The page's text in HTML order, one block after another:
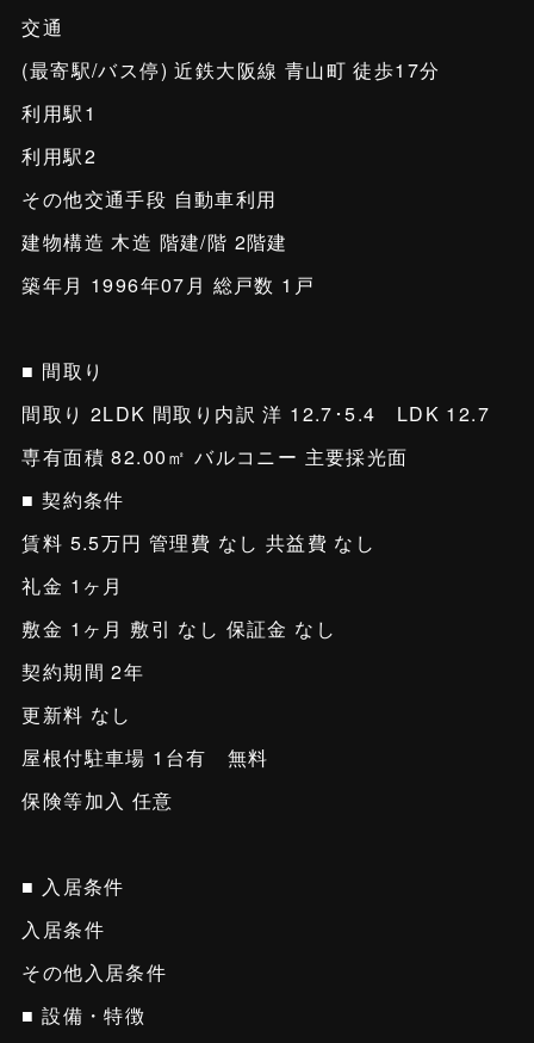
交通
(最寄駅/バス停) 近鉄大阪線 青山町 徒歩17分
利用駅1
利用駅2
その他交通手段 自動車利用
建物構造 木造 階建/階 2階建
築年月 1996年07月 総戸数 1戸
■ 間取り
間取り 2LDK 間取り内訳 洋 12.7･5.4 LDK 12.7
専有面積 82.00㎡ バルコニー 主要採光面
■ 契約条件
賃料 5.5万円 管理費 なし 共益費 なし
礼金 1ヶ月
敷金 1ヶ月 敷引 なし 保証金 なし
契約期間 2年
更新料 なし
屋根付駐車場 1台有 無料
保険等加入 任意
■ 入居条件
入居条件
その他入居条件
■ 設備・特徴